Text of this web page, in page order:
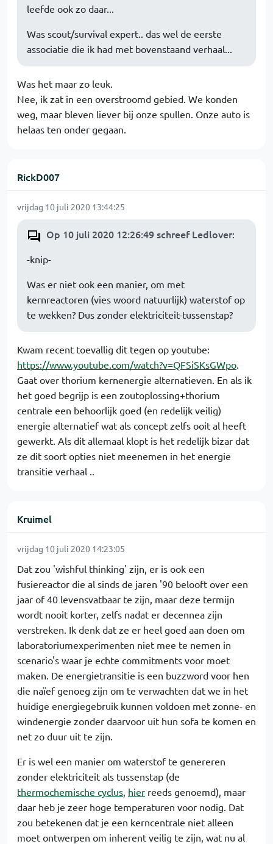
leefde ook zo daar...
Was scout/survival expert.. das wel de eerste
associatie die ik had met bovenstaand verhaal...
Was het maar zo leuk.
Nee, ik zat in een overstroomd gebied. We konden
weg, maar bleven liever bij onze spullen. Onze auto is
helaas ten onder gegaan.
RickD007
vrijdag 10 juli 2020 13:44:25
Op 10 juli 2020 12:26:49 schreef Ledlover:
-knip-
Was er niet ook een manier, om met
kernreactoren (vies woord natuurlijk) waterstof op
te wekken? Dus zonder elektriciteit-tussenstap?
Kwam recent toevallig dit tegen op youtube:
https://www.youtube.com/watch?v=QFSiSKsGWpo.
Gaat over thorium kernenergie alternatieven. En als ik
het goed begrijp is een zoutoplossing+thorium
centrale een behoorlijk goed (en redelijk veilig)
energie alternatief wat als concept zelfs ooit al heeft
gewerkt. Als dit allemaal klopt is het redelijk bizar dat
ze dit soort opties niet meenemen in het energie
transitie verhaal ..
Kruimel
vrijdag 10 juli 2020 14:23:05
Dat zou 'wishful thinking' zijn, er is ook een
fusiereactor die al sinds de jaren '90 belooft over een
jaar of 40 levensvatbaar te zijn, maar deze termijn
wordt nooit korter, zelfs nadat er decennea zijn
verstreken. Ik denk dat ze er heel goed aan doen om
laboratoriumexperimenten niet mee te nemen in
scenario's waar je echte commitments voor moet
maken. De energietransitie is een buzzword voor hen
die naïef genoeg zijn om te verwachten dat we in het
huidige energiegebruik kunnen voldoen met zonne- en
windenergie zonder daarvoor uit hun sofa te komen en
net zo duur uit te zijn.
Er is wel een manier om waterstof te genereren
zonder elektriciteit als tussenstap (de
thermochemische cyclus, hier reeds genoemd), maar
daar heb je zeer hoge temperaturen voor nodig. Dat
zou betekenen dat je een kerncentrale niet alleen
moet ontwerpen om inherent veilig te zijn, wat nu al